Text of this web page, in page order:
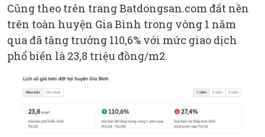
Cũng theo trên trang Batdongsan.com đất nền
trên toàn huyện Gia Bình trong vòng 1 năm
qua đã tăng trưởng 110,6% với mức giao dịch
phổ biến là 23,8 triệu đồng/m2.